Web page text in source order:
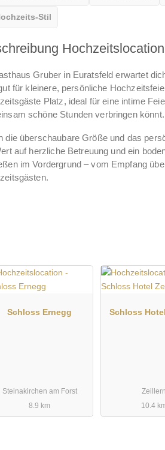
Stil
Hochzeitslocation
Gruber in Euratsfeld erwartet
für kleinere, persönliche
Platz, ideal für eine intime
schöne Stunden verbringen könnt.
die überschaubare Größe und das
auf herzliche Betreuung und ein
im Vordergrund – vom Empfang
Schloss Ernegg
Steinakirchen am Forst
8.9 km
Schloss
Zeillern
10.4